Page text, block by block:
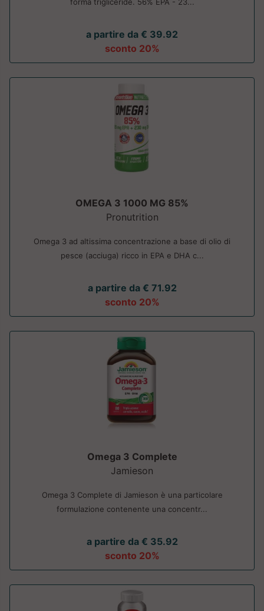
a partire da € 39.92
sconto 20%
OMEGA 3 1000 MG 85%
Pronutrition
Omega 3 ad altissima concentrazione a base di olio di
pesce (acciuga) ricco in EPA e DHA c...
a partire da € 71.92
sconto 20%
Omega 3 Complete
Jamieson
Omega 3 Complete di Jamieson è una particolare
formulazione contenente una concentr...
a partire da € 35.92
sconto 20%